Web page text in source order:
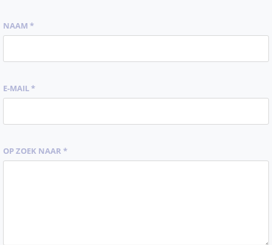
NAAM *
E-MAIL *
OP ZOEK NAAR *